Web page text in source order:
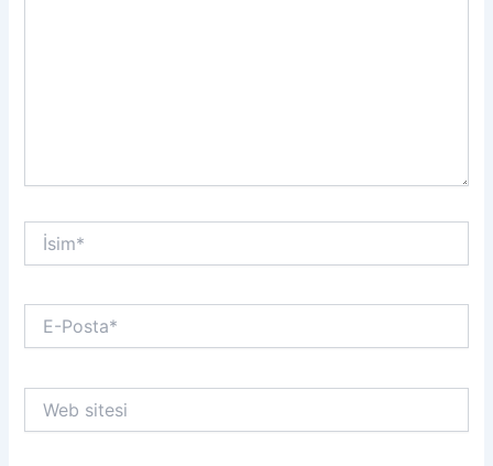
İsim*
Posta*
sitesi